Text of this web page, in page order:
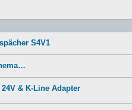
S4V1
& K-Line Adapter